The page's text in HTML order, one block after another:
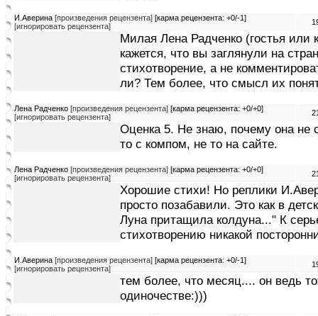
И.Аверина [произведения рецензента] [карма рецензента: +0/-1]
[игнорировать рецензента]
Милая Лена Радченко (гостья
кажется, что вы заглянули на
стихотворение, а не
ли? Тем более, что смысл их
Лена Радченко [произведения рецензента] [карма рецензента: +0/+0]
[игнорировать рецензента]
Оценка 5. Не знаю, почему она не
то с компом, не то на сайте.
Лена Радченко [произведения рецензента] [карма рецензента: +0/+0]
[игнорировать рецензента]
Хорошие стихи! Но реплики
просто позабавили. Это как в
Луна притащила колдуна..." К
стихотворению никакой
И.Аверина [произведения рецензента] [карма рецензента: +0/-1]
[игнорировать рецензента]
тем более, что месяц.... он ведь
одиночестве:)))